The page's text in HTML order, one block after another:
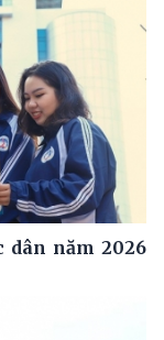
dân năm 2026